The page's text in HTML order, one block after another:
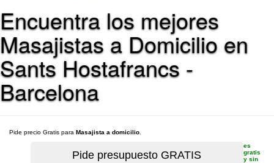
Encuentra los mejores
Masajistas a Domicilio en
Sants Hostafrancs -
Barcelona
Pide precio Gratis para Masajista a domicilio
es
gratis
y sin